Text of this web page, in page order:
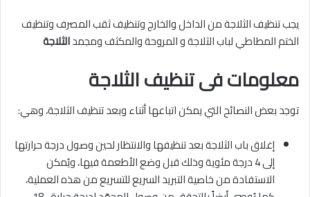
يجب تنظيف الثلاجة من الداخل والخارج وتنظيف ثقب المصرف وتنظيف
الختم المطاطي لباب الثلاجة و المروحة والمكثف ومجمدالثلاجة
معلومات فى تنظيف الثلاجة
توجد بعض النصائح التي يمكن اتباعها أثناء وبعد تنظيف الثلاجة، وهي:
إغلاق باب الثلاجة بعد تنظيفها والانتظار لحين وصول درجة حرارتها
إلى 4 درجة مئوية وذلك قبل وضع الأطعمة فيها، ويُمكن
الاستفادة من خاصية التبريد السريع للتسريع من هذه العملية،